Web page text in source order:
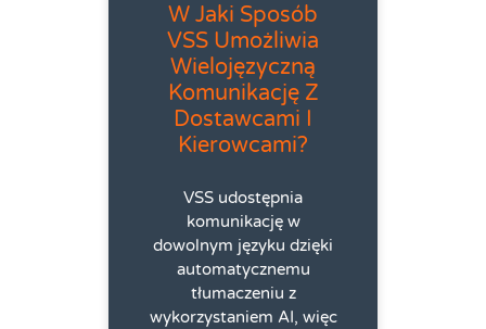
W Jaki Sposób
VSS Umożliwia
Wielojęzyczną
Komunikację Z
Dostawcami I
Kierowcami?
VSS udostępnia
komunikację w
dowolnym języku dzięki
automatycznemu
tłumaczeniu z
wykorzystaniem AI, więc